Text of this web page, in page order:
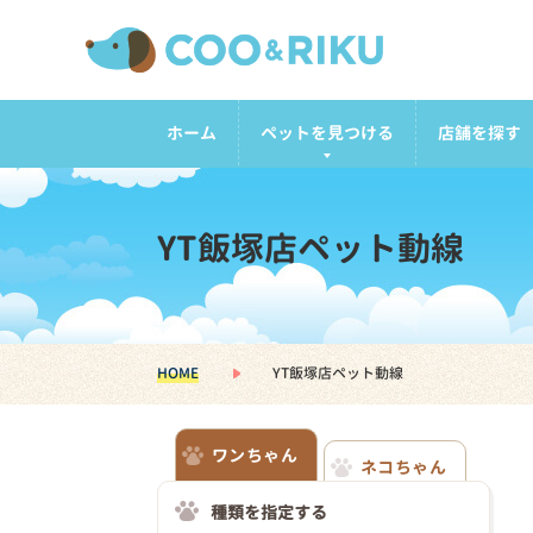
ホーム ペットを見つける 店舗を探す
YT飯塚店ペット動線
HOME YT飯塚店ペット動線
ワンちゃん
ネコちゃん
種類を指定する